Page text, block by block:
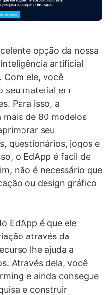
opção da nossa
artificial
Com ele, você
seu material em
Para isso, a
de 80 modelos
seu
questionários, jogos e
o EdApp é fácil de
não é necessário que
ou design gráfico
EdApp é que ele
através da
lhe ajuda a
Através dela, você
e ainda consegue
e construir